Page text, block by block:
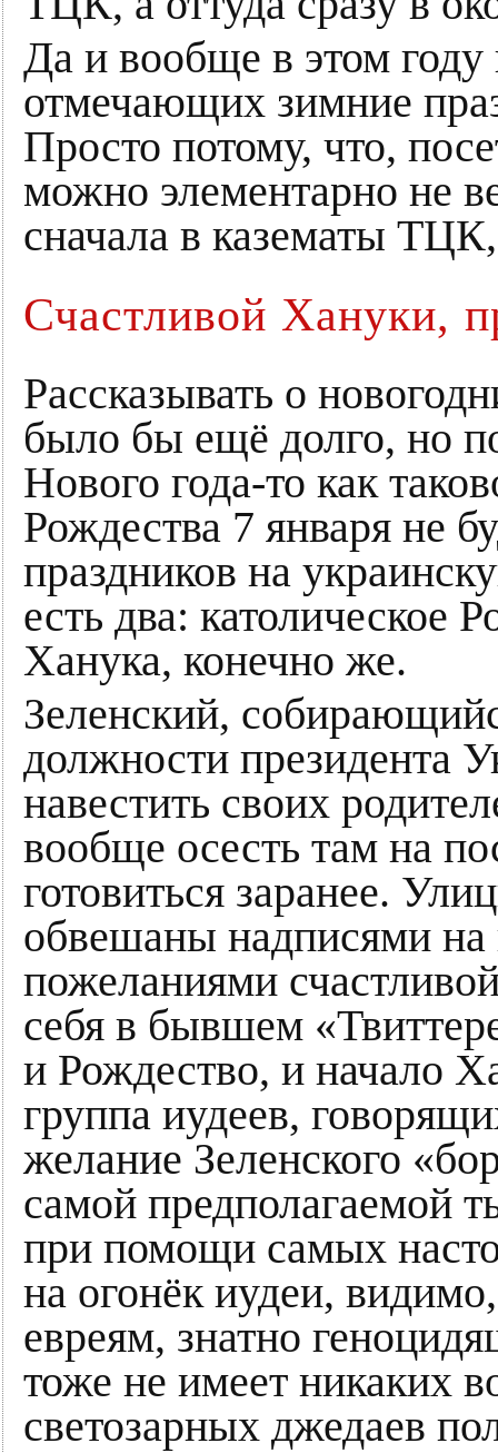
Да и вообще в этом году
отмечающих зимние
Просто потому, что,
можно элементарно не
сначала в казематы
Счастливой Хануки,
Рассказывать о
было бы ещё долго, но
Нового года-то как
Рождества 7 января не
праздников на
есть два: католическое
Ханука, конечно же.
Зеленский,
должности президента
навестить своих
вообще осесть там на
готовиться заранее.
обвешаны надписями
пожеланиями
себя в бывшем
и Рождество, и начало
группа иудеев,
желание Зеленского
самой предполагаемой
при помощи самых
на огонёк иудеи,
евреям, знатно
тоже не имеет никаких
светозарных джедаев